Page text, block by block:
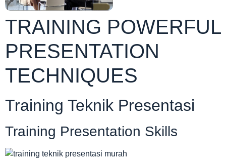
TRAINING POWERFUL
PRESENTATION
TECHNIQUES
Training Teknik Presentasi
Training Presentation Skills